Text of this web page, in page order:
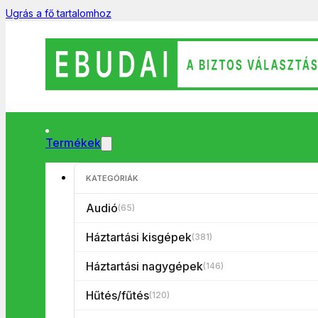
Ugrás a fő tartalomhoz
Termékek
KATEGÓRIÁK
Audió(65)
Háztartási kisgépek(381)
Háztartási nagygépek(146)
Hűtés/fűtés(120)
Főoldal/Háztartási kisgépek/Szépségápolás/egészség/